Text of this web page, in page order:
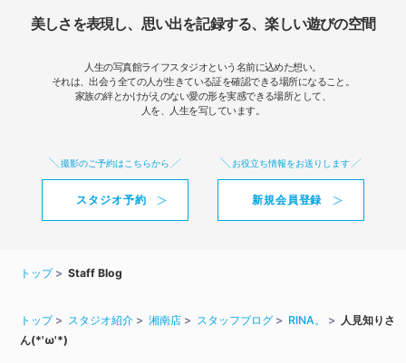
美しさを表現し、思い出を記録する、楽しい遊びの空間
人生の写真館ライフスタジオという名前に込めた想い。
それは、出会う全ての人が生きている証を確認できる場所になること。
家族の絆とかけがえのない愛の形を実感できる場所として、
人を、人生を写しています。
撮影のご予約はこちらから
スタジオ予約
お役立ち情報をお送りします
新規会員登録
トップ Staff Blog
トップ スタジオ紹介 湘南店 スタッフブログ RINA。
人見知りさ
ん(*'ω'*)